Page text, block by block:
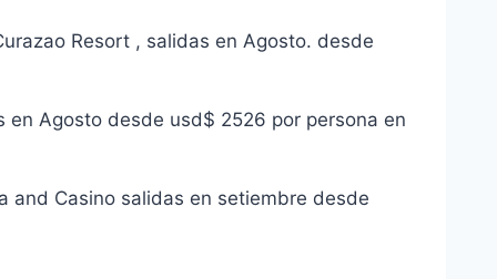
Resort , salidas en Agosto. desde
en Agosto desde usd$ 2526 por persona en
and Casino salidas en setiembre desde